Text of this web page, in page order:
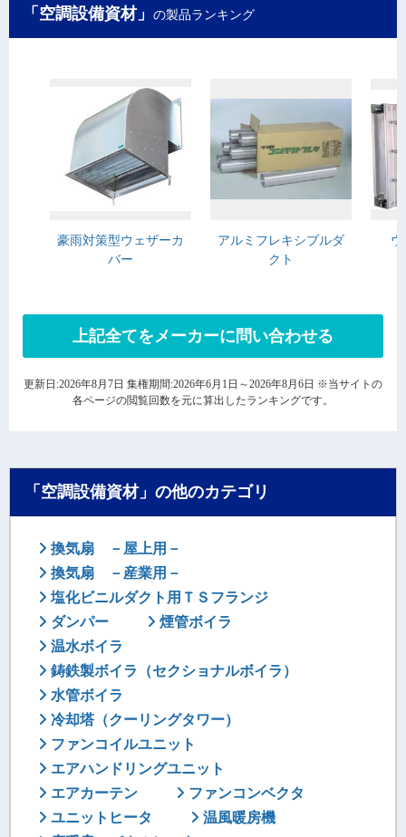
「空調設備資材」 の製品ランキング
豪雨対策型ウェザーカ
バー
アルミフレキシブルダ
クト
上記全てをメーカーに問い合わせる
更新日:2026年8月7日 集権期間:2026年6月1日～2026年8月6日 ※当サイトの
各ページの閲覧回数を元に算出したランキングです。
「空調設備資材」の他のカテゴリ
換気扇 －屋上用－
換気扇 －産業用－
塩化ビニルダクト用ＴＳフランジ
ダンパー
煙管ボイラ
温水ボイラ
鋳鉄製ボイラ（セクショナルボイラ）
水管ボイラ
冷却塔（クーリングタワー）
ファンコイルユニット
エアハンドリングユニット
エアカーテン
ファンコンベクタ
ユニットヒータ
温風暖房機